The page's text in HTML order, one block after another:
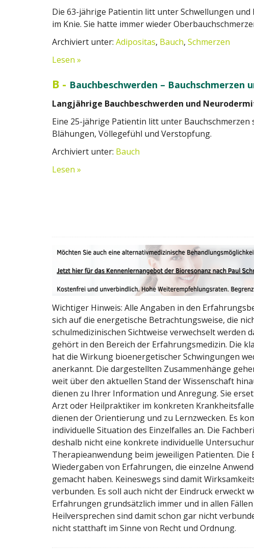
Die 63-jährige Patientin litt unter Schwellungen und
im Knie. Sie hatte immer wieder
Archiviert unter: Adipositas, Bauch, Schmerzen
Lesen »
B - Bauchbeschwerden – Bauchschmerzen
Langjährige Bauchbeschwerden und
Eine 25-jährige Patientin litt unter Bauchschmerzen
Blähungen, Völlegefühl und Verstopfung.
Archiviert unter: Bauch
Lesen »
Wichtiger Hinweis: Alle Angaben in den
sich auf die energetische Betrachtungsweise, die
schulmedizinischen Sichtweise verwechselt werden
gehört in den Bereich der Erfahrungsmedizin. Die
hat die Wirkung bioenergetischer Schwingungen
anerkannt. Die dargestellten Zusammenhänge
weit über den aktuellen Stand der Wissenschaft
dienen zu Ihrer Information und Anregung. Sie
Arzt oder Heilpraktiker im konkreten
dienen der Orientierung und zu Lernzwecken. Es
individuelle Situation des Einzelfalles an. Die
deshalb nicht eine konkrete individuelle
Therapieanwendung beim jeweiligen Patienten. Die
Wiedergaben von Erfahrungen, die einzelne
gemacht haben. Keineswegs sind damit
verbunden. Es soll auch nicht der Eindruck erweckt
Erfahrungen grundsätzlich immer und in allen
Heilversprechen sind damit schon gar nicht
nicht statthaft im Sinne von Recht und Ordnung.